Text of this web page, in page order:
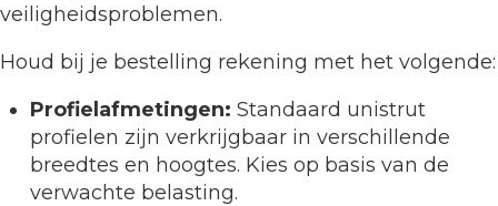
veiligheidsproblemen.
Houd bij je bestelling rekening met het volgende:
Profielafmetingen: Standaard unistrut
profielen zijn verkrijgbaar in verschillende
breedtes en hoogtes. Kies op basis van de
verwachte belasting.